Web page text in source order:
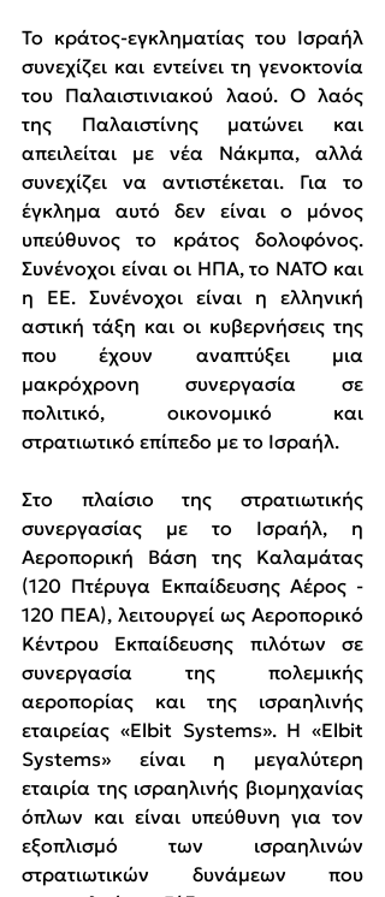
Το κράτος-εγκληματίας του Ισραήλ
συνεχίζει και εντείνει τη γενοκτονία
του Παλαιστινιακού λαού. Ο λαός
της Παλαιστίνης ματώνει και
απειλείται με νέα Νάκμπα, αλλά
συνεχίζει να αντιστέκεται. Για το
έγκλημα αυτό δεν είναι ο μόνος
υπεύθυνος το κράτος δολοφόνος.
Συνένοχοι είναι οι ΗΠΑ, το ΝΑΤΟ και
η ΕΕ. Συνένοχοι είναι η ελληνική
αστική τάξη και οι κυβερνήσεις της
που έχουν αναπτύξει μια
μακρόχρονη συνεργασία σε
πολιτικό, οικονομικό και
στρατιωτικό επίπεδο με το Ισραήλ.
Στο πλαίσιο της στρατιωτικής
συνεργασίας με το Ισραήλ, η
Αεροπορική Βάση της Καλαμάτας
(120 Πτέρυγα Εκπαίδευσης Αέρος -
120 ΠΕΑ), λειτουργεί ως Αεροπορικό
Κέντρου Εκπαίδευσης πιλότων σε
συνεργασία της πολεμικής
αεροπορίας και της ισραηλινής
εταιρείας «Elbit Systems». Η «Elbit
Systems» είναι η μεγαλύτερη
εταιρία της ισραηλινής βιομηχανίας
όπλων και είναι υπεύθυνη για τον
εξοπλισμό των ισραηλινών
στρατιωτικών δυνάμεων που